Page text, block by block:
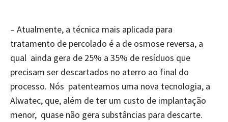
– Atualmente, a técnica mais aplicada para
tratamento de percolado é a de osmose reversa, a
qual ainda gera de 25% a 35% de resíduos que
precisam ser descartados no aterro ao final do
processo. Nós patenteamos uma nova tecnologia, a
Alwatec, que, além de ter um custo de implantação
menor, quase não gera substâncias para descarte.